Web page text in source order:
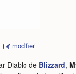
modifier
Diablo de Blizzard,